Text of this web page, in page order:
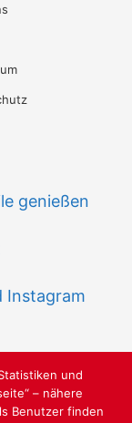
genießen
Instagram
und
– nähere
Benutzer finden